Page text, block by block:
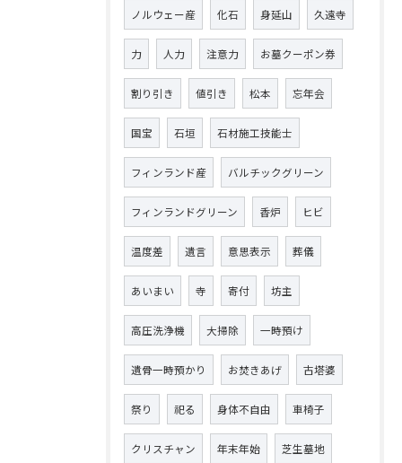
ノルウェー産 化石 身延山 久遠寺
力 人力 注意力 お墓クーポン券
割り引き 値引き 松本 忘年会
国宝 石垣 石材施工技能士
フィンランド産 バルチックグリーン
フィンランドグリーン 香炉 ヒビ
温度差 遺言 意思表示 葬儀
あいまい 寺 寄付 坊主
高圧洗浄機 大掃除 一時預け
遺骨一時預かり お焚きあげ 古塔婆
祭り 祀る 身体不自由 車椅子
クリスチャン 年末年始 芝生墓地